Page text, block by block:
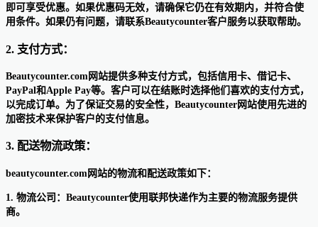
即可享受优惠。如果优惠码无效，请确保它仍在有效期内，并符合使
用条件。如果仍有问题，请联系Beautycounter客户服务以获取帮助。
2. 支付方式：
Beautycounter.com网站提供多种支付方式，包括信用卡、借记卡、
PayPal和Apple Pay等。客户可以在结账时选择他们喜欢的支付方式，
以完成订单。为了保证交易的安全性，Beautycounter网站使用先进的
加密技术来保护客户的支付信息。
3. 配送物流政策：
beautycounter.com网站的物流和配送政策如下：
1. 物流公司：Beautycounter使用联邦快递作为主要的物流服务提供
商。